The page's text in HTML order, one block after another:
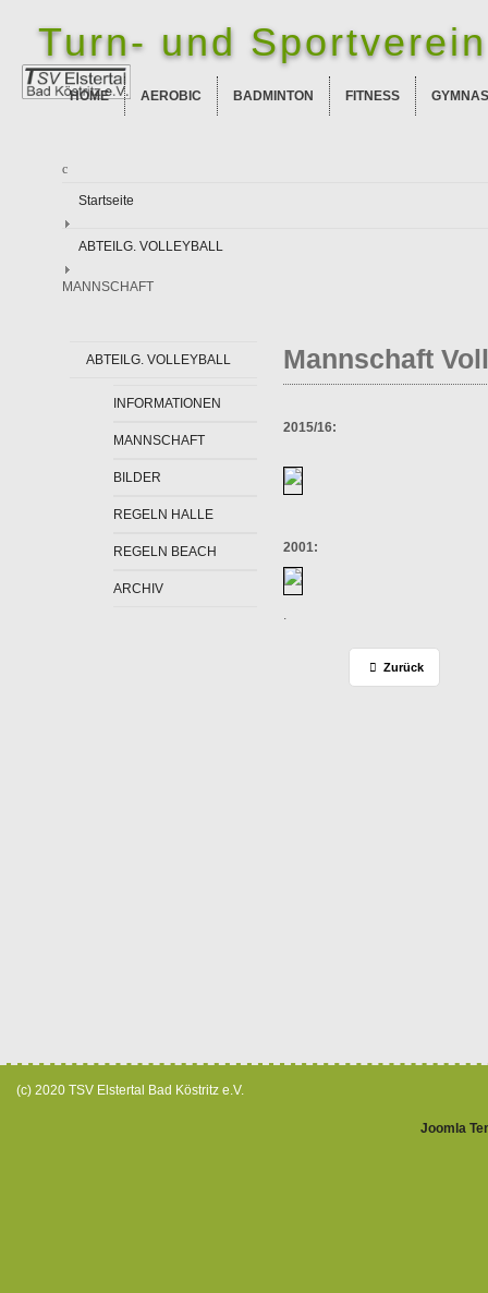
HOME AEROBIC BADMINTON FITNESS
Turn- und
Startseite
ABTEILG. VOLLEYBALL
MANNSCHAFT
ABTEILG. VOLLEYBALL
INFORMATIONEN
MANNSCHAFT
BILDER
REGELN HALLE
REGELN BEACH
ARCHIV
Mannschaft
2015/16:
2001:
.
Zurück
(c) 2020 TSV Elstertal Bad Köstritz e.V.
Joomla